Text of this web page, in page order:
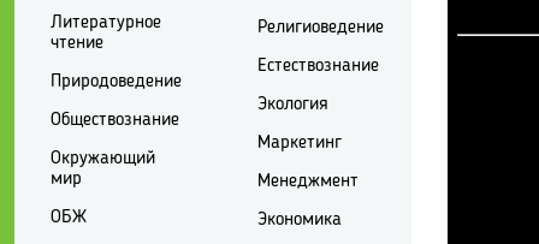
Литературное
чтение
Природоведение
Обществознание
Окружающий
мир
ОБЖ
Религиоведение
Естествознание
Экология
Маркетинг
Менеджмент
Экономика